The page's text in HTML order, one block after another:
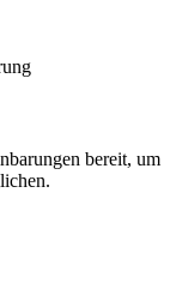
bereit, um